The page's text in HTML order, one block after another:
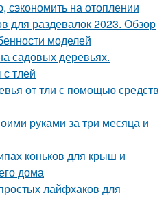
сэкономить на отоплении
для раздевалок 2023. Обзор
моделей
садовых деревьях.
тлей
от тли с помощью средств
руками за три месяца и
коньков для крыш и
дома
лайфхаков для